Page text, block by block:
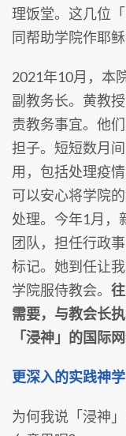
理饭堂。这几位
同帮助学院作耶
2021年10月，本
副教务长。黄教
责教务事宜。他
担子。短短数月
用，包括处理疫
可以安心将学院
处理。今年1月，
团队，担任行政
标记。她到任让
学院服侍教会。
需要，与教会长
「浸神」的国际
更深入的实践神学
为何我说「浸神